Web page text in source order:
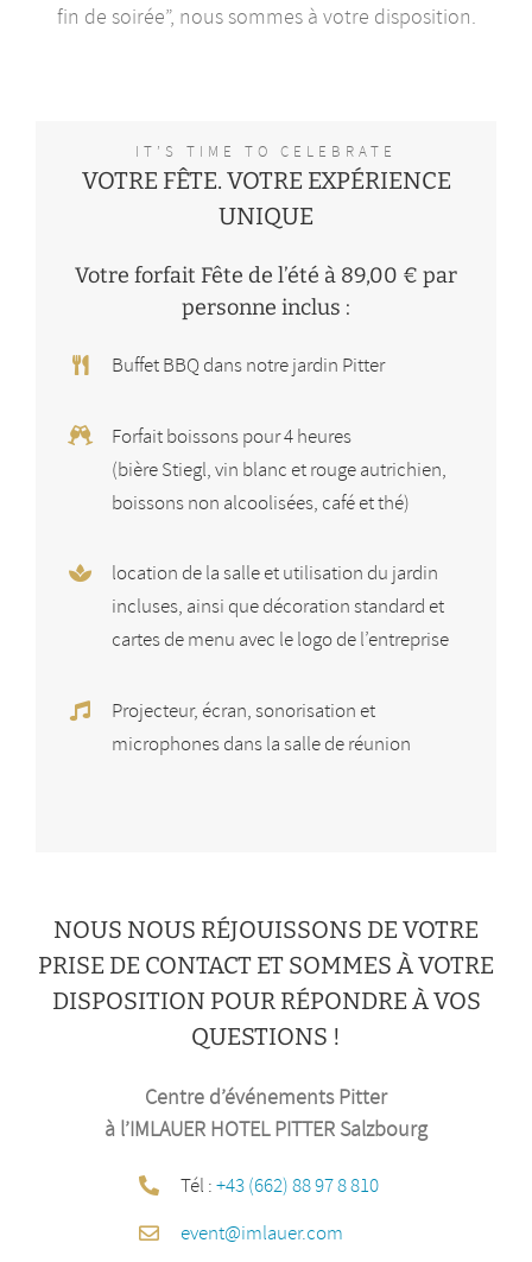
fin de soirée”, nous sommes à votre disposition.
IT’S TIME TO CELEBRATE
VOTRE FÊTE. VOTRE EXPÉRIENCE
UNIQUE
Votre forfait Fête de l’été à 89,00 € par
personne inclus :
Buffet BBQ dans notre jardin Pitter
Forfait boissons pour 4 heures
(bière Stiegl, vin blanc et rouge autrichien,
boissons non alcoolisées, café et thé)
location de la salle et utilisation du jardin
incluses, ainsi que décoration standard et
cartes de menu avec le logo de l’entreprise
Projecteur, écran, sonorisation et
microphones dans la salle de réunion
NOUS NOUS RÉJOUISSONS DE VOTRE
PRISE DE CONTACT ET SOMMES À VOTRE
DISPOSITION POUR RÉPONDRE À VOS
QUESTIONS !
Centre d’événements Pitter
à l’IMLAUER HOTEL PITTER Salzbourg
Tél :+43 (662) 88 97 8 810
event@imlauer.com